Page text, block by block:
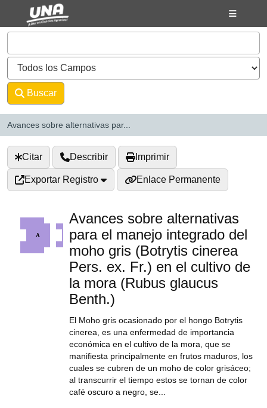
Saltar al contenido
VuFind
Buscar
Avances sobre alternativas par...
Citar Describir Imprimir
Exportar Registro Enlace Permanente
Avances sobre alternativas
para el manejo integrado del
moho gris (Botrytis cinerea
Pers. ex. Fr.) en el cultivo de
la mora (Rubus glaucus
Benth.)
El Moho gris ocasionado por el hongo Botrytis
cinerea, es una enfermedad de importancia
económica en el cultivo de la mora, que se
manifiesta principalmente en frutos maduros, los
cuales se cubren de un moho de color grisáceo;
al transcurrir el tiempo estos se tornan de color
café oscuro a negro, se...